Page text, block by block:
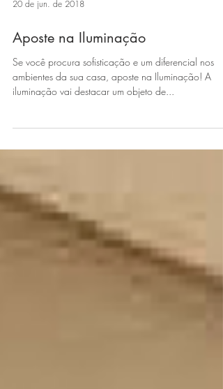
20 de jun. de 2018
Aposte na Iluminação
Se você procura sofisticação e um diferencial nos
iluminação vai destacar um objeto de...